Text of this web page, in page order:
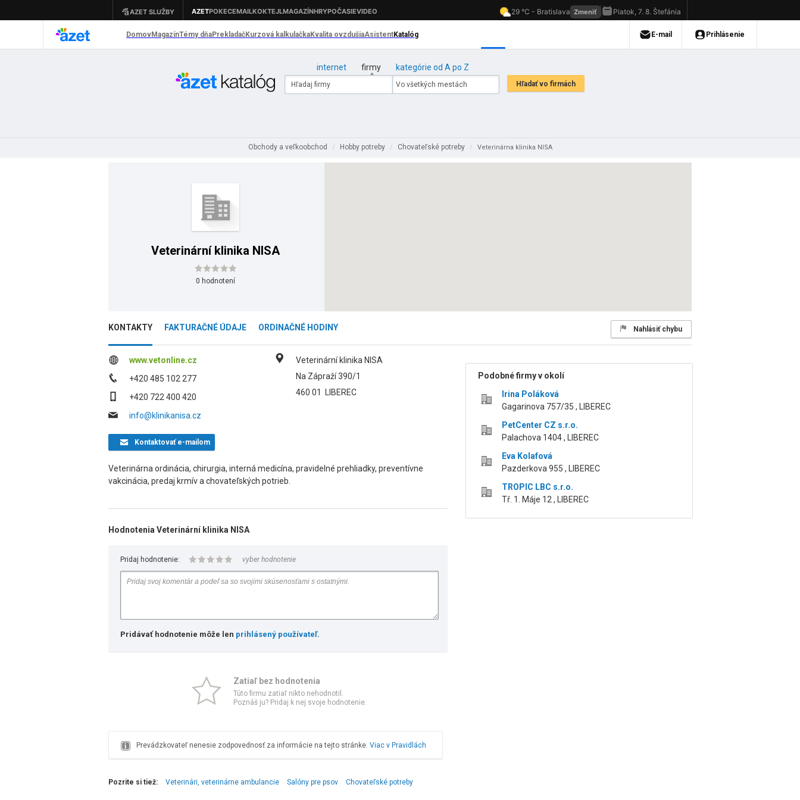
internet firmy kategórie od A po Z
Obchody a veľkoobchod / Hobby potreby / Chovateľské potreby / Veterinárna klinika NISA
Veterinární klinika NISA
0 hodnotení
KONTAKTY FAKTURAČNÉ ÚDAJE ORDINAČNÉ HODINY Nahlásiť chybu
www.vetonline.cz
+420 485 102 277
+420 722 400 420
info@klinikanisa.cz
Veterinární klinika NISA
Na Zápraží 390/1
460 01
LIBEREC
Kontaktovaťe-mailom
Veterinárna ordinácia, chirurgia, interná medicína, pravidelné prehliadky, preventívne
vakcinácia, predaj krmív a chovateľských potrieb.
Hodnotenia Veterinární klinika NISA
Pridaj hodnotenie: vyber hodnotenie
Pridávať hodnotenie môže len prihlásený používateľ.
Zatiaľ bez hodnotenia
Túto firmu zatiaľ nikto nehodnotil.
Poznáš ju? Pridaj k nej svoje hodnotenie.
Prevádzkovateľ nenesie zodpovednosť za informácie na tejto stránke. Viac v Pravidlách
Podobné firmy v okolí
Irina Poláková
Gagarinova 757/35 , LIBEREC
PetCenter CZ s.r.o.
Palachova 1404 , LIBEREC
Eva Kolafová
Pazderkova 955 , LIBEREC
TROPIC LBC s.r.o.
Tř. 1. Máje 12 , LIBEREC
Pozrite si tiež: Veterinári, veterinárne ambulancie Salóny pre psov Chovateľské potreby